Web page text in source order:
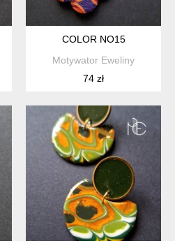
COLOR NO15
Motywator Eweliny
74 zł